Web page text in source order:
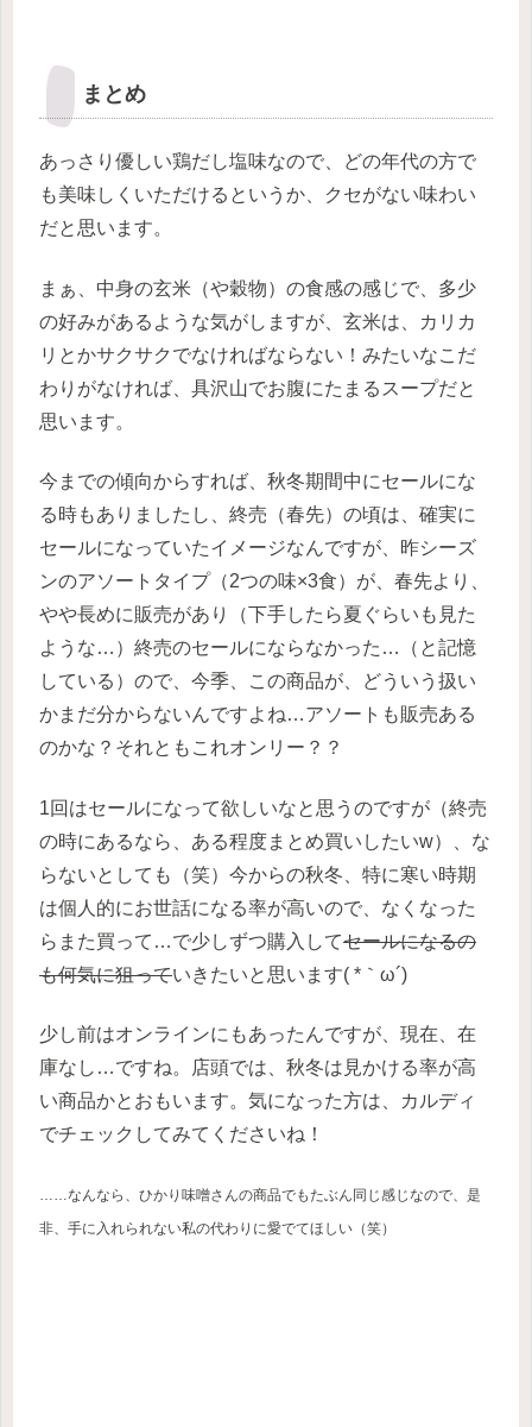
まとめ
あっさり優しい鶏だし塩味なので、どの年代の方で
も美味しくいただけるというか、クセがない味わい
だと思います。
まぁ、中身の玄米（や穀物）の食感の感じで、多少
の好みがあるような気がしますが、玄米は、カリカ
リとかサクサクでなければならない！みたいなこだ
わりがなければ、具沢山でお腹にたまるスープだと
思います。
今までの傾向からすれば、秋冬期間中にセールにな
る時もありましたし、終売（春先）の頃は、確実に
セールになっていたイメージなんですが、昨シーズ
ンのアソートタイプ（2つの味×3食）が、春先より、
やや長めに販売があり（下手したら夏ぐらいも見た
ような…）終売のセールにならなかった…（と記憶
している）ので、今季、この商品が、どういう扱い
かまだ分からないんですよね…アソートも販売ある
のかな？それともこれオンリー？？
1回はセールになって欲しいなと思うのですが（終売
の時にあるなら、ある程度まとめ買いしたいw）、な
らないとしても（笑）今からの秋冬、特に寒い時期
は個人的にお世話になる率が高いので、なくなった
らまた買って…で少しずつ購入してセールになるの
も何気に狙っていきたいと思います( *｀ω´)
少し前はオンラインにもあったんですが、現在、在
庫なし…ですね。店頭では、秋冬は見かける率が高
い商品かとおもいます。気になった方は、カルディ
でチェックしてみてくださいね！
……なんなら、ひかり味噌さんの商品でもたぶん同じ感じなので、是
非、手に入れられない私の代わりに愛でてほしい（笑）